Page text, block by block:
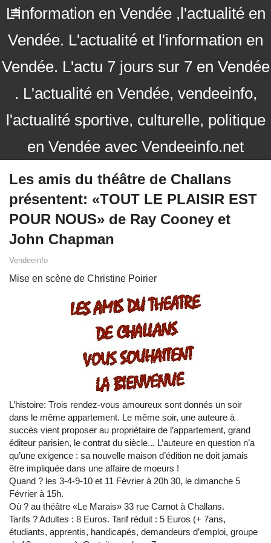
L'information en Vendée ,l'actualité en
Vendée. L'actualité et l'information en
Vendée. L'actu 7 jours sur 7 en Vendée
. L'actualité en Vendée, vendeeinfo,
l'actualité sportive, culturelle, politique
en Vendée avec Vendeeinfo.net
Les amis du théâtre de Challans
présentent: «TOUT LE PLAISIR EST
POUR NOUS» de Ray Cooney et
John Chapman
Vendeeinfo
Mise en scène de Christine Poirier
L’histoire: Trois rendez-vous amoureux sont donnés un soir
dans le même appartement. Le même soir, une auteure à
succès vient proposer au propriétaire de l’appartement, grand
éditeur parisien, le contrat du siècle... L’auteure en question n’a
qu’une exigence : sa nouvelle maison d’édition ne doit jamais
être impliquée dans une affaire de moeurs !
Quand ? les 3-4-9-10 et 11 Février à 20h 30, le dimanche 5
Février à 15h.
Où ? au théâtre «Le Marais» 33 rue Carnot à Challans.
Tarifs ? Adultes : 8 Euros. Tarif réduit : 5 Euros (+ 7ans,
étudiants, apprentis, handicapés, demandeurs d’emploi, groupe